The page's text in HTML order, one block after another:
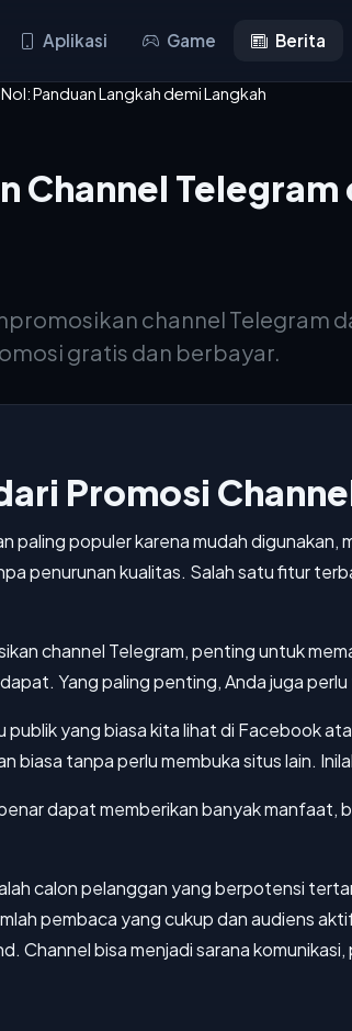
Aplikasi Game Berita
Panduan Langkah demi Langkah
Channel
channel Telegram
gratis dan berbayar.
Promosi
paling populer karena mudah digunakan,
penurunan kualitas. Salah satu fitur
channel Telegram, penting untuk
Yang paling penting, Anda juga perlu
yang biasa kita lihat di Facebook
biasa tanpa perlu membuka situs lain.
dapat memberikan banyak
calon pelanggan yang berpotensi
pembaca yang cukup dan audiens
Channel bisa menjadi sarana